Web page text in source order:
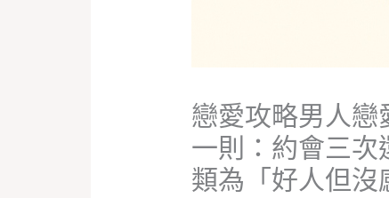
戀愛攻略男人
一則：約會三
類為「好人但沒